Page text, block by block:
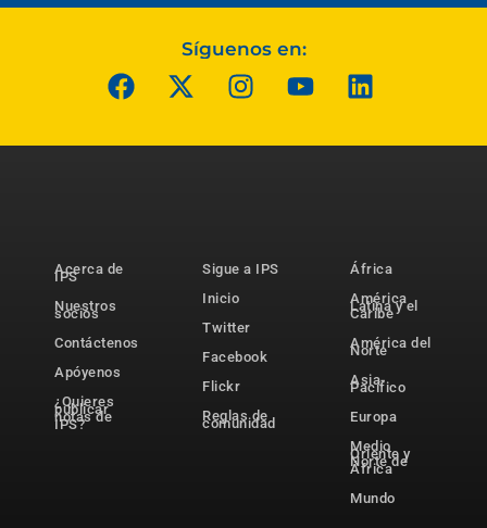
Síguenos en:
Acerca de
IPS
Nuestros
socios
Contáctenos
Apóyenos
¿Quieres
publicar
notas de
IPS?
Sigue a IPS
Inicio
Twitter
Facebook
Flickr
Reglas de
comunidad
África
América
Latina y el
Caribe
América del
Norte
Asia-
Pacífico
Europa
Medio
Oriente y
Norte de
África
Mundo